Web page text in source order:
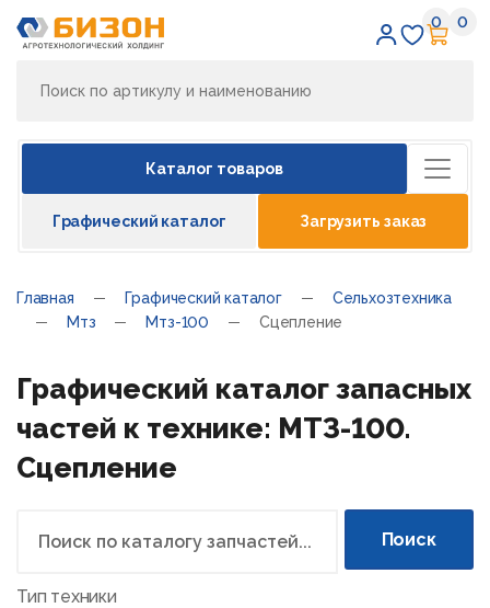
0 0
Каталог товаров
Графический каталог Загрузить заказ
Главная Графический каталог
Сельхозтехника
Мтз
Мтз-100 Сцепление
Графический каталог запасных
частей к технике: МТЗ-100.
Сцепление
Поиск
Тип техники